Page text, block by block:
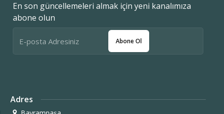
En son güncellemeleri almak için yeni kanalımıza
abone olun
Abone Ol
Adres